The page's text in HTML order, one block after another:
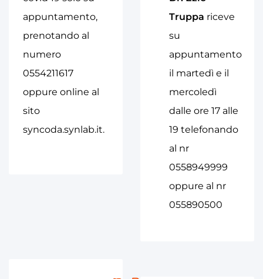
appuntamento,
prenotando al
numero
0554211617
oppure online al
sito
syncoda.synlab.it.
Truppa riceve
su
appuntamento
il martedì e il
mercoledì
dalle ore 17 alle
19 telefonando
al nr
0558949999
oppure al nr
055890500